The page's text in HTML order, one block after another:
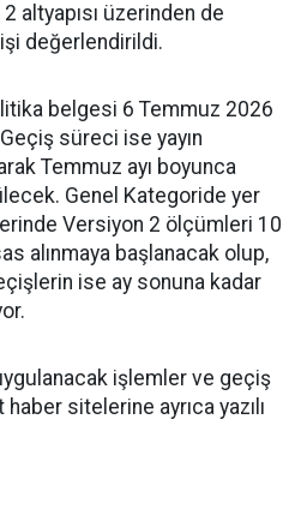
altyapısı üzerinden de
değerlendirildi.
belgesi 6 Temmuz 2026
süreci ise yayın
Temmuz ayı boyunca
Genel Kategoride yer
Versiyon 2 ölçümleri 10
alınmaya başlanacak olup,
ise ay sonuna kadar
işlemler ve geçiş
sitelerine ayrıca yazılı